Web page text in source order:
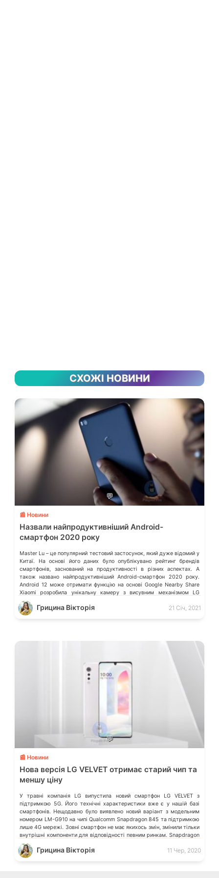
СХОЖІ НОВИНИ
💬
📰 Новини
Назвали найпродуктивніший Android-
смартфон 2020 року
Master Lu – це популярний тестовий застосунок, який дуже відомий у
Китаї. На основі його даних було опублікувано рейтинг брендів
смартфонів, заснований на продуктивності в різних аспектах. А
також названо найпродуктивніший Android-смартфон 2020 року.
Android 12 може отримати функцію на основі Google Nearby Share
Xiaomi розробила унікальну камеру з висувним механізмом LG
Electronics закриває мобільний […]
Грицина Вікторія 21 Січ, 2021
💬
📰 Новини
Нова версія LG VELVET отримає старий чип та
меншу ціну
У травні компанія LG випустила новий смартфон LG VELVET з
підтримкою 5G. Його технічні характеристики вже є у нашій базі
смартфонів. Нещодавно було виявлено новий варіант з модельним
номером LM-G910 на чипі Qualcomm Snapdragon 845 та підтримкою
лише 4G мережі. Зовні смартфон не має якихось змін, змінили тільки
внутрішні компоненти для відповідності певним ринкам. Snapdragon
845 – […]
Грицина Вікторія 11 Чер, 2020